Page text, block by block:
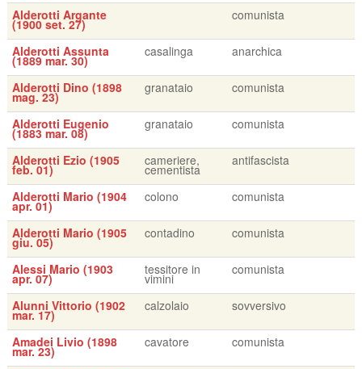
Alderotti Argante
(1900 set. 27)
comunista
Alderotti Assunta
(1889 mar. 30)
casalinga anarchica
Alderotti Dino (1898
mag. 23)
granataio comunista
Alderotti Eugenio
(1883 mar. 08)
granataio comunista
Alderotti Ezio (1905
feb. 01)
cameriere,
cementista
antifascista
Alderotti Mario (1904
apr. 01)
colono comunista
Alderotti Mario (1905
giu. 05)
contadino comunista
Alessi Mario (1903
apr. 07)
tessitore in
vimini
comunista
Alunni Vittorio (1902
mar. 17)
calzolaio sovversivo
Amadei Livio (1898
mar. 23)
cavatore comunista